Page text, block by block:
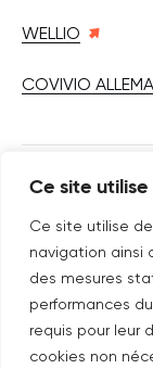
Ce site
Ce site utilise
navigation ainsi
des mesures
performances
requis pour leur
cookies non
WELLIO
COVIVIO
SUIVEZ-NOUS
Nouvelle
linkedin
ABONNEZ-